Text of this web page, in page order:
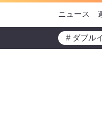
ニュース
# ダブル